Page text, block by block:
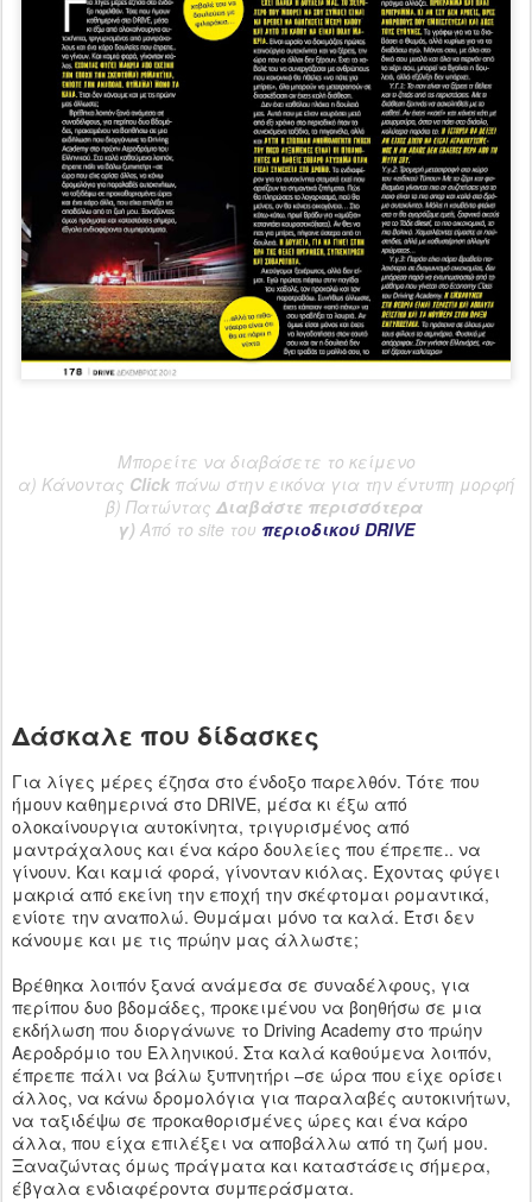
Μπορείτε να διαβάσετε το κείμενο
α) Κάνοντας Click πάνω στην εικόνα για την έντυπη μορφή
β) Πατώντας Διαβάστε περισσότερα
γ) Από το site του περιοδικού DRIVE
Δάσκαλε που δίδασκες
Για λίγες μέρες έζησα στο ένδοξο παρελθόν. Τότε που
ήμουν καθημερινά στο DRIVE, μέσα κι έξω από
ολοκαίνουργια αυτοκίνητα, τριγυρισμένος από
μαντράχαλους και ένα κάρο δουλείες που έπρεπε.. να
γίνουν. Και καμιά φορά, γίνονταν κιόλας. Έχοντας φύγει
μακριά από εκείνη την εποχή την σκέφτομαι ρομαντικά,
ενίοτε την αναπολώ. Θυμάμαι μόνο τα καλά. Έτσι δεν
κάνουμε και με τις πρώην μας άλλωστε;
Βρέθηκα λοιπόν ξανά ανάμεσα σε συναδέλφους, για
περίπου δυο βδομάδες, προκειμένου να βοηθήσω σε μια
εκδήλωση που διοργάνωνε το Driving Academy στο πρώην
Αεροδρόμιο του Ελληνικού. Στα καλά καθούμενα λοιπόν,
έπρεπε πάλι να βάλω ξυπνητήρι –σε ώρα που είχε ορίσει
άλλος, να κάνω δρομολόγια για παραλαβές αυτοκινήτων,
να ταξιδέψω σε προκαθορισμένες ώρες και ένα κάρο
άλλα, που είχα επιλέξει να αποβάλλω από τη ζωή μου.
Ξαναζώντας όμως πράγματα και καταστάσεις σήμερα,
έβγαλα ενδιαφέροντα συμπεράσματα.